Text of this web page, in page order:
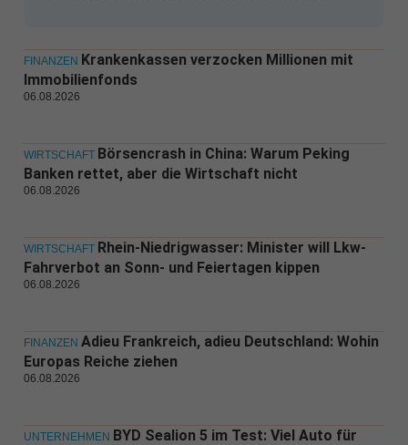
FINANZEN Krankenkassen verzocken Millionen mit
Immobilienfonds
06.08.2026
WIRTSCHAFT Börsencrash in China: Warum Peking
Banken rettet, aber die Wirtschaft nicht
06.08.2026
WIRTSCHAFT Rhein-Niedrigwasser: Minister will Lkw-
Fahrverbot an Sonn- und Feiertagen kippen
06.08.2026
FINANZEN Adieu Frankreich, adieu Deutschland: Wohin
Europas Reiche ziehen
06.08.2026
UNTERNEHMEN BYD Sealion 5 im Test: Viel Auto für